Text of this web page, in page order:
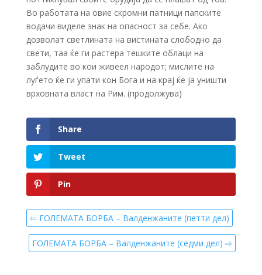
Во работата на овие скромни патници папските
водачи виделе знак на опасност за себе. Ако
дозволат светлината на вистината слободно да
свети, таа ќе ги растера тешките облаци на
заблудите во кои живеел народот; мислите на
луѓето ќе ги упати кон Бога и на крај ќе ја уништи
врховната власт на Рим. (продолжува)
Share
Tweet
Pin
⇦ ГОЛЕМАТА БОРБА – Валденжаните (петти дел)
ГОЛЕМАТА БОРБА – Валденжаните (седми дел) ⇨